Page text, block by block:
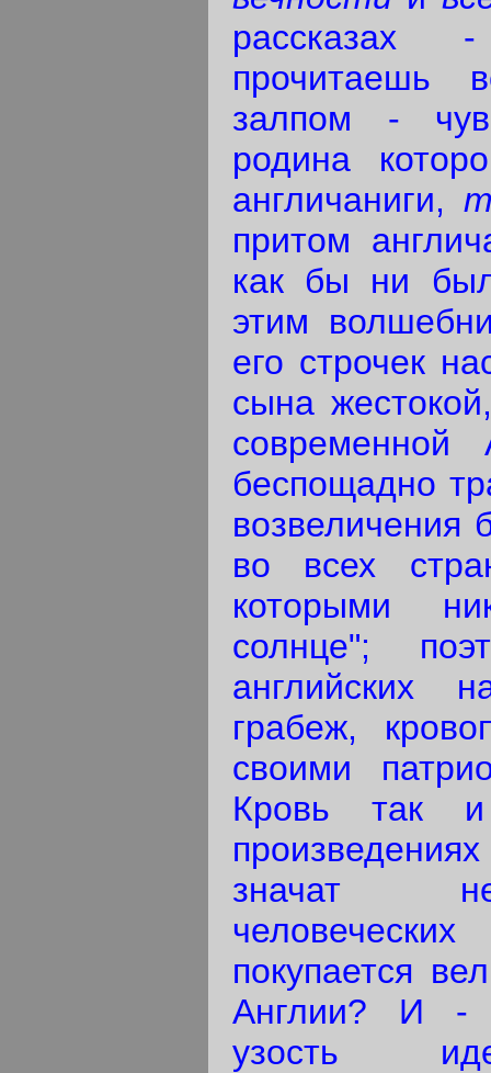
рассказах
прочитаешь
залпом -
родина
англичаниги,
притом
как бы ни
этим
его строчек
сына
современной
беспощадно
возвеличения
во всех
которыми
солнце";
английских
грабеж,
своими
Кровь так
значат
покупается
Англии? И -
узость